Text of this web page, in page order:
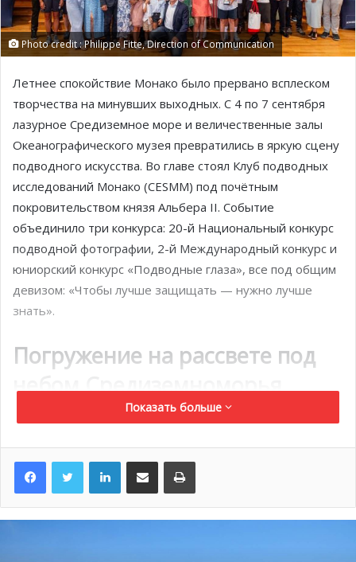
Photo credit : Philippe Fitte, Direction of Communication
Летнее спокойствие Монако было прервано всплеском
творчества на минувших выходных. С 4 по 7 сентября
лазурное Средиземное море и величественные залы
Океанографического музея превратились в яркую сцену
подводного искусства. Во главе стоял Клуб подводных
исследований Монако (CESMM) под почётным
покровительством князя Альбера II. Событие
объединило три конкурса: 20-й Национальный конкурс
подводной фотографии, 2-й Международный конкурс и
юниорский конкурс «Подводные глаза», все под общим
девизом: «Чтобы лучше защищать — нужно лучше
знать».
Погружение на рассвете под
небом Средиземноморья
В золотое пятничное утро девять команд дайверов-
порта Фонвьей в Монако. В солёном воздухе и
ожидании тишины каждый участник тщательно
камер, перепроверяя снаряжение. Среди них житель
Показать больше
LinkedInПоделиться по электронной почте Распечатать